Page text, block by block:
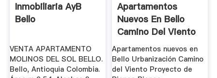
Inmobiliaria AyB
Bello
VENTA APARTAMENTO
MOLINOS DEL SOL BELLO.
Bello, Antioquia Colombia.
Apartamentos
Nuevos En Bello
Camino Del Viento
Bienes ...
Apartamentos nuevos en
Bello Urbanización Camino
del Viento Proyecto de